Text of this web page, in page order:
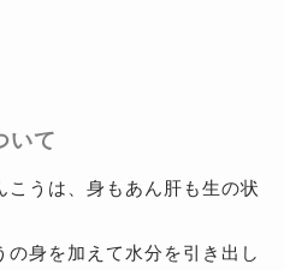
いて
こうは、身もあん肝も生の状
身を加えて水分を引き出し